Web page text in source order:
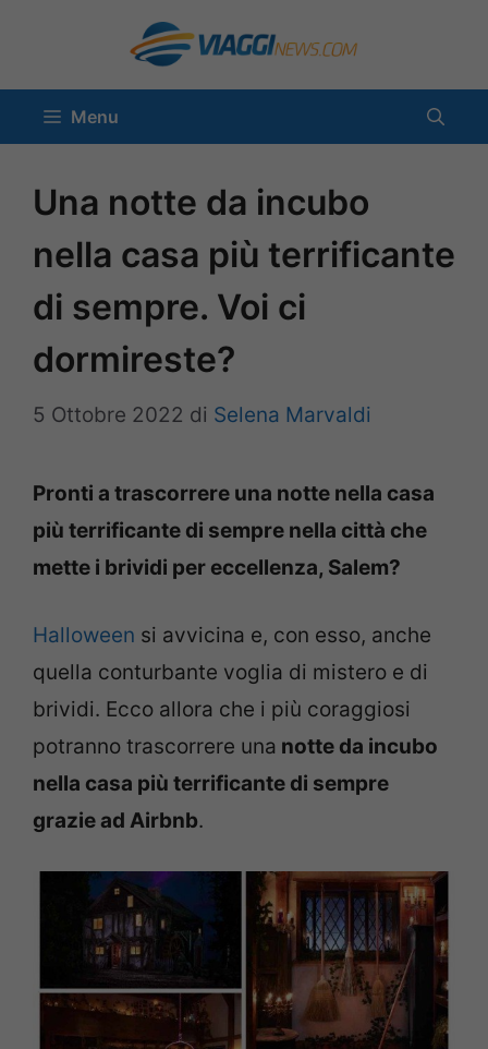
contenuto
Menu
Una notte da incubo
nella casa più terrificante
di sempre. Voi ci
dormireste?
5 Ottobre 2022 di Selena Marvaldi
Pronti a trascorrere una notte nella casa
più terrificante di sempre nella città che
mette i brividi per eccellenza, Salem?
Halloween si avvicina e, con esso, anche
quella conturbante voglia di mistero e di
brividi. Ecco allora che i più coraggiosi
potranno trascorrere una notte da incubo
nella casa più terrificante di sempre
grazie ad Airbnb.